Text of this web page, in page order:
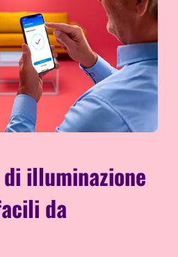
illuminazione
da